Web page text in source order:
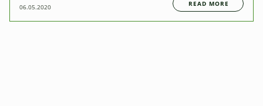
06.05.2020 READ MORE